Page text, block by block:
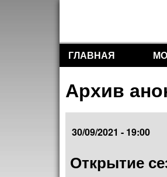
Разделы сайта
ГЛАВНАЯ
Архив
30/09/2021 - 19:00
Открытие